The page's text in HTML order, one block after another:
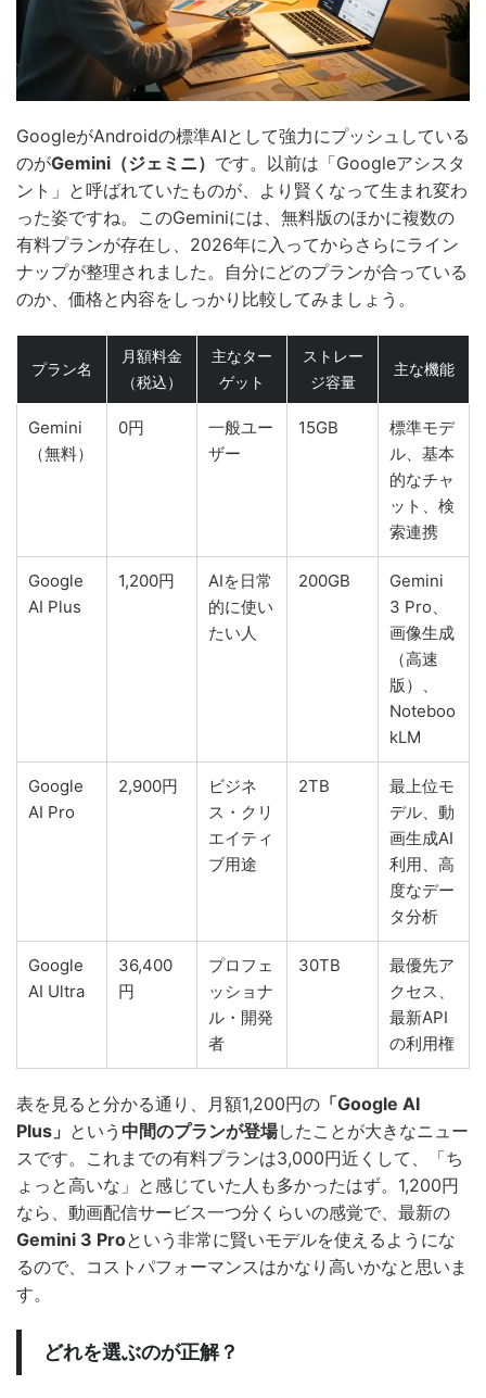
GoogleがAndroidの標準AIとして強力にプッシュしている
のがGemini（ジェミニ） です。以前は「Googleアシスタ
ント」と呼ばれていたものが、より賢くなって生まれ変わ
った姿ですね。このGeminiには、無料版のほかに複数の
有料プランが存在し、2026年に入ってからさらにライン
ナップが整理されました。自分にどのプランが合っている
のか、価格と内容をしっかり比較してみましょう。
プラン名
月額料金
（税込）
主なター
ゲット
ストレー
ジ容量
主な機能
Gemini
（無料）
0円
一般ユー
ザー
15GB
標準モデ
ル、基本
的なチャ
ット、検
索連携
Google
AI Plus
1,200円
AIを日常
的に使い
たい人
200GB
Gemini
3 Pro、
画像生成
（高速
版）、
Noteboo
kLM
Google
AI Pro
2,900円
ビジネ
ス・クリ
エイティ
ブ用途
2TB
最上位モ
デル、動
画生成AI
利用、高
度なデー
タ分析
Google
AI Ultra
36,400
円
プロフェ
ッショナ
ル・開発
者
30TB
最優先ア
クセス、
最新API
の利用権
表を見ると分かる通り、月額1,200円の 「Google AI
Plus」 という 中間のプランが登場したことが大きなニュー
スです。これまでの有料プランは3,000円近くして、「ち
ょっと高いな」と感じていた人も多かったはず。1,200円
なら、動画配信サービス一つ分くらいの感覚で、最新の
Gemini 3 Proという非常に賢いモデルを使えるようにな
るので、コストパフォーマンスはかなり高いかなと思いま
す。
どれを選ぶのが正解？